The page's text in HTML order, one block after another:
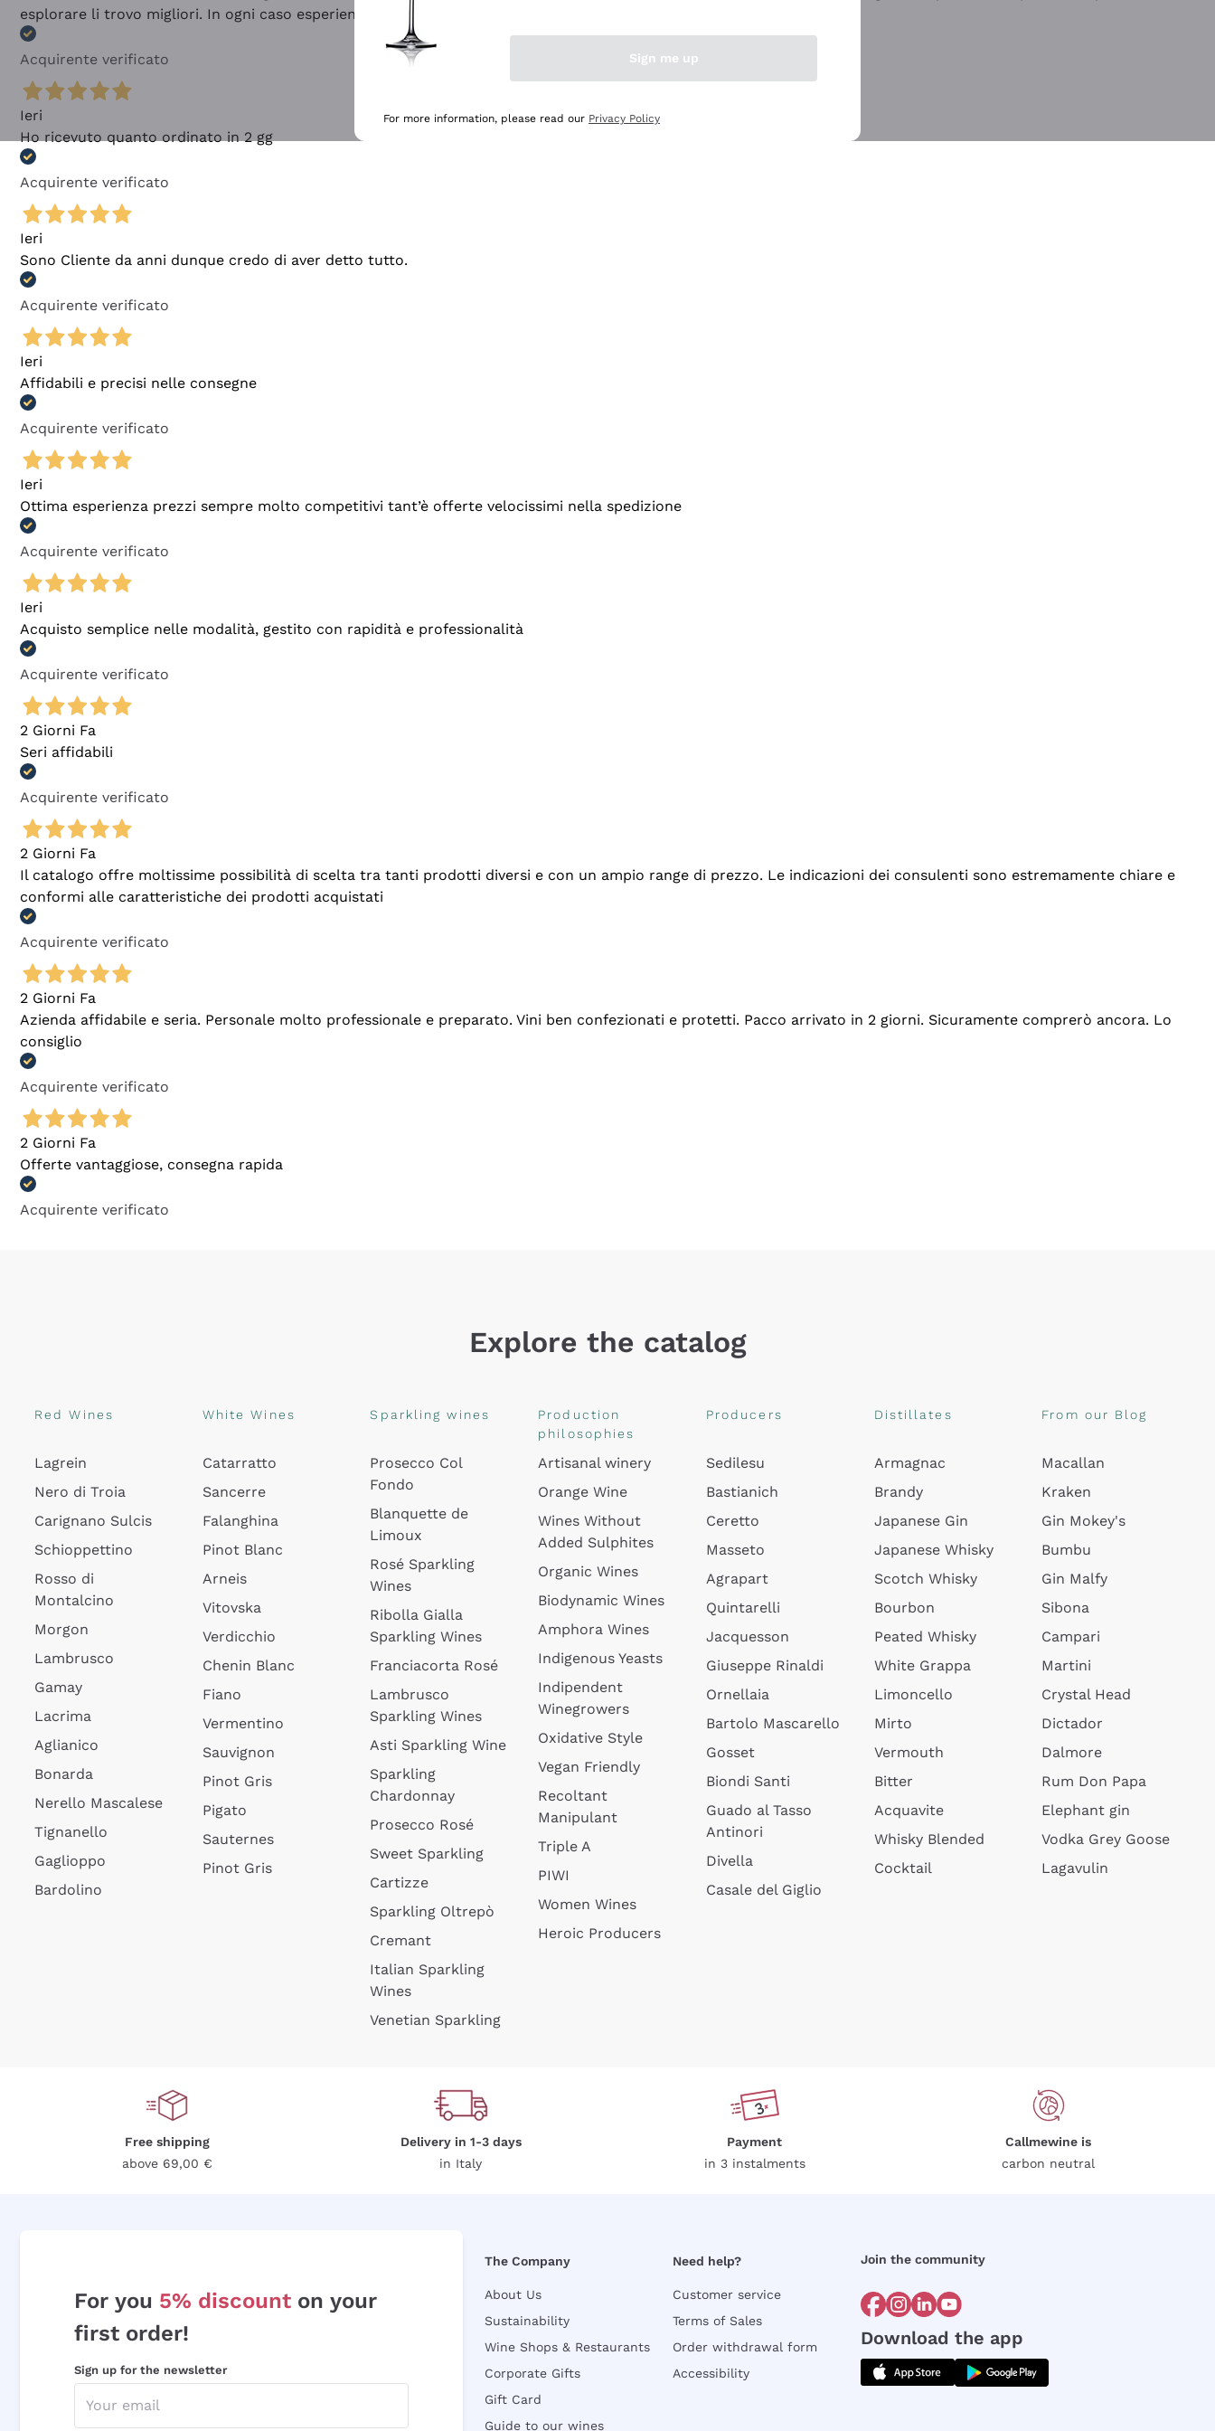
esplorare li trovo migliori. In ogni caso esperienza buona e lo consiglio! 👍
Acquirente verificato
Ieri
Ho ricevuto quanto ordinato in 2 gg
Acquirente verificato
Ieri
Sono Cliente da anni dunque credo di aver detto tutto.
Acquirente verificato
Ieri
Affidabili e precisi nelle consegne
Acquirente verificato
Ieri
Ottima esperienza prezzi sempre molto competitivi tant’è offerte velocissimi nella spedizione
Acquirente verificato
Ieri
Acquisto semplice nelle modalità, gestito con rapidità e professionalità
Acquirente verificato
2 Giorni Fa
Seri affidabili
Acquirente verificato
2 Giorni Fa
Il catalogo offre moltissime possibilità di scelta tra tanti prodotti diversi e con un ampio range di prezzo. Le indicazioni dei consulenti sono estremamente chiare e
conformi alle caratteristiche dei prodotti acquistati
Acquirente verificato
2 Giorni Fa
Azienda affidabile e seria. Personale molto professionale e preparato. Vini ben confezionati e protetti. Pacco arrivato in 2 giorni. Sicuramente comprerò ancora. Lo
consiglio
Acquirente verificato
2 Giorni Fa
Offerte vantaggiose, consegna rapida
Acquirente verificato
Explore the catalog
Red Wines
Lagrein
Nero di Troia
Carignano Sulcis
Schioppettino
Rosso di
Montalcino
Morgon
Lambrusco
Gamay
Lacrima
Aglianico
Bonarda
Nerello Mascalese
Tignanello
Gaglioppo
Bardolino
White Wines
Catarratto
Sancerre
Falanghina
Pinot Blanc
Arneis
Vitovska
Verdicchio
Chenin Blanc
Fiano
Vermentino
Sauvignon
Pinot Gris
Pigato
Sauternes
Pinot Gris
Sparkling wines
Prosecco Col
Fondo
Blanquette de
Limoux
Rosé Sparkling
Wines
Ribolla Gialla
Sparkling Wines
Franciacorta Rosé
Lambrusco
Sparkling Wines
Asti Sparkling Wine
Sparkling
Chardonnay
Prosecco Rosé
Sweet Sparkling
Cartizze
Sparkling Oltrepò
Cremant
Italian Sparkling
Wines
Venetian Sparkling
Production
philosophies
Artisanal winery
Orange Wine
Wines Without
Added Sulphites
Organic Wines
Biodynamic Wines
Amphora Wines
Indigenous Yeasts
Indipendent
Winegrowers
Oxidative Style
Vegan Friendly
Recoltant
Manipulant
Triple A
PIWI
Women Wines
Heroic Producers
Producers
Sedilesu
Bastianich
Ceretto
Masseto
Agrapart
Quintarelli
Jacquesson
Giuseppe Rinaldi
Ornellaia
Bartolo Mascarello
Gosset
Biondi Santi
Guado al Tasso
Antinori
Divella
Casale del Giglio
Distillates
Armagnac
Brandy
Japanese Gin
Japanese Whisky
Scotch Whisky
Bourbon
Peated Whisky
White Grappa
Limoncello
Mirto
Vermouth
Bitter
Acquavite
Whisky Blended
Cocktail
From our Blog
Macallan
Kraken
Gin Mokey's
Bumbu
Gin Malfy
Sibona
Campari
Martini
Crystal Head
Dictador
Dalmore
Rum Don Papa
Elephant gin
Vodka Grey Goose
Lagavulin
Free shipping
above 69,00 €
Delivery in 1-3 days
in Italy
Payment
in 3 instalments
Callmewine is
carbon neutral
For you 5% discount on your
first order!
Sign up for the newsletter
The Company
About Us
Sustainability
Wine Shops & Restaurants
Corporate Gifts
Gift Card
Guide to our wines
Need help?
Customer service
Terms of Sales
Order withdrawal form
Accessibility
Join the community
Download the app
Sign me up
For more information, please read our Privacy Policy